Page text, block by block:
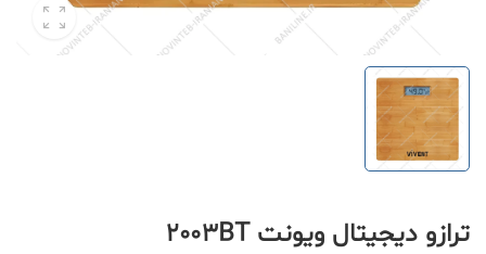
ترازو دیجیتال ویونت 2003BT